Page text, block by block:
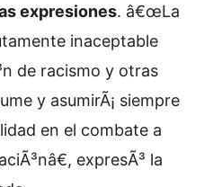
expresiones. â€œLa
inaceptable
de racismo y otras
y asumirÃ¡ siempre
en el combate a
expresÃ³ la